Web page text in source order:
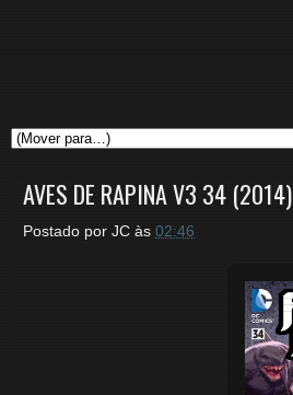
AVES DE RAPINA V3 34 (2014)
Postado por JC às 02:46